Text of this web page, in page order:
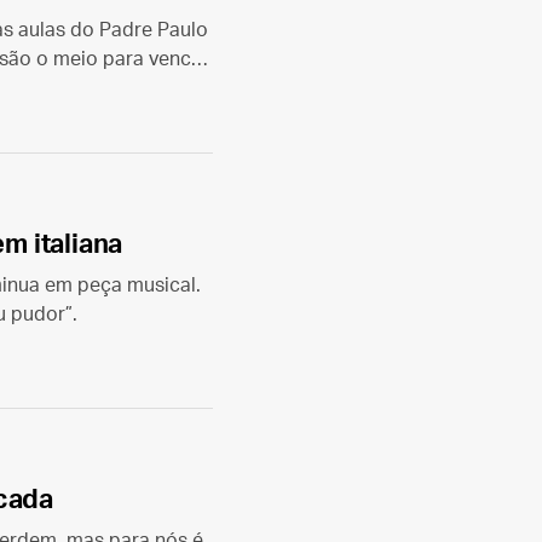
aulas do Padre Paulo
o meio para vencer
italiana
em peça musical.
pudor”.